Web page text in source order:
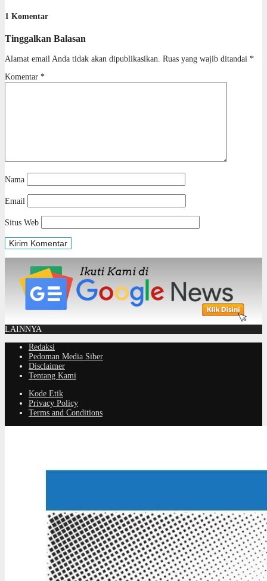
1 Komentar
Tinggalkan Balasan
Alamat email Anda tidak akan dipublikasikan. Ruas yang wajib ditandai *
Komentar *
Nama
Email
Situs Web
LAINNYA
Redaksi
Pedoman Media Siber
Disclaimer
Tentang Kami
Kode Etik
Privacy Policy
Terms and Conditions